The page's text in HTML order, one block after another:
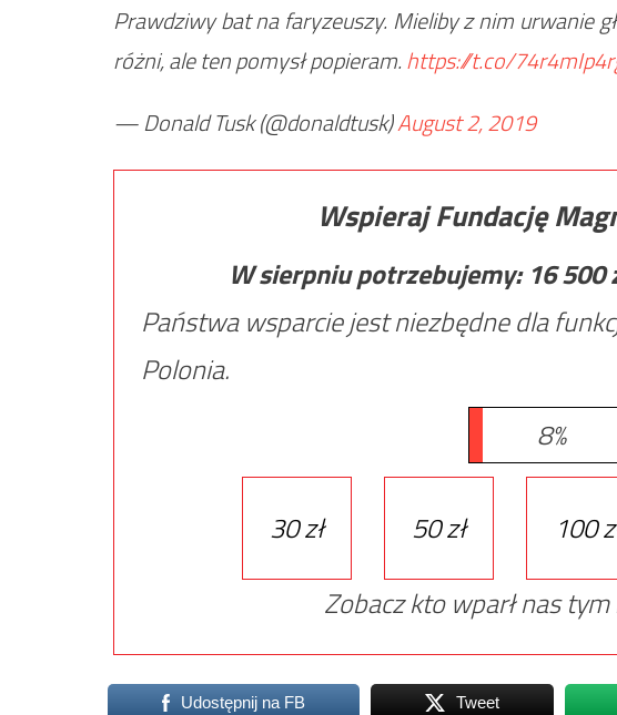
Prawdziwy bat na faryzeuszy. Mieliby z nim urwanie
różni, ale ten pomysł popieram.https://t.co/
— Donald Tusk (@donaldtusk)August 2, 2019
Wspieraj Fundację
W sierpniu potrzebujemy: 16 500
Państwa wsparcie jest niezbędne dla
Polonia.
8%
30 zł 50 zł 100
Zobacz kto wparł nas
Udostępnij na FB Tweet